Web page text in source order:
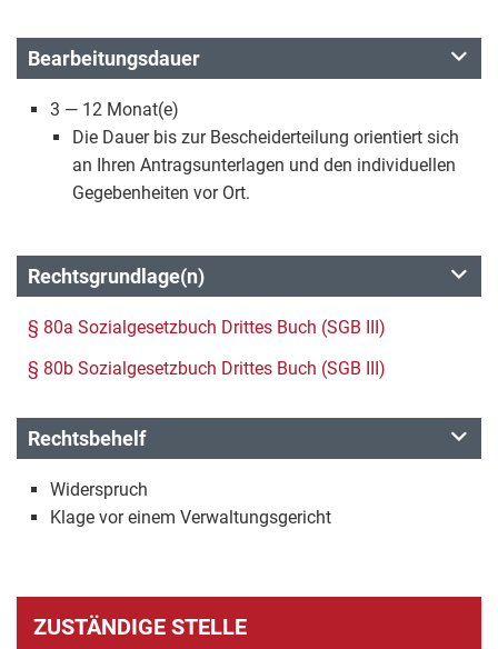
Bearbeitungsdauer
3 — 12 Monat(e)
Die Dauer bis zur Bescheiderteilung orientiert sich
an Ihren Antragsunterlagen und den individuellen
Gegebenheiten vor Ort.
Rechtsgrundlage(n)
§ 80a Sozialgesetzbuch Drittes Buch (SGB III)
§ 80b Sozialgesetzbuch Drittes Buch (SGB III)
Rechtsbehelf
Widerspruch
Klage vor einem Verwaltungsgericht
ZUSTÄNDIGE STELLE